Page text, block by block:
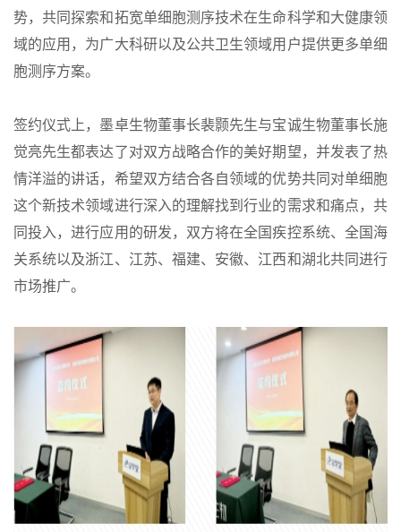
势，共同探索和拓宽单细胞测序技术在生命科学和大健康领
域的应用，为广大科研以及公共卫生领域用户提供更多单细
胞测序方案。
签约仪式上，墨卓生物董事长裴颢先生与宝诚生物董事长施
觉亮先生都表达了对双方战略合作的美好期望，并发表了热
情洋溢的讲话，希望双方结合各自领域的优势共同对单细胞
这个新技术领域进行深入的理解找到行业的需求和痛点，共
同投入，进行应用的研发，双方将在全国疾控系统、全国海
关系统以及浙江、江苏、福建、安徽、江西和湖北共同进行
市场推广。